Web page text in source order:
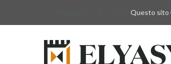
+39 377 3375788
Questo sito